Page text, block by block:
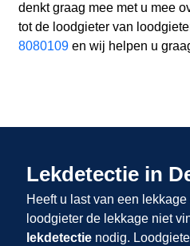
denkt graag mee met u mee
tot de loodgieter van
8080109en wij helpen u
Lekdetectie in
Heeft u last van een
loodgieter de lekkage niet
lekdetectienodig.